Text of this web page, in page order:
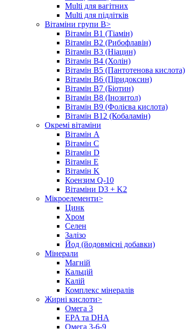
Multi для вагітних
Multi для підлітків
Вітаміни групи B>
Вітамін B1 (Тіамін)
Вітамін B2 (Рибофлавін)
Вітамін B3 (Ніацин)
Вітамін B4 (Холін)
Вітамін B5 (Пантотенова кислота)
Вітамін B6 (Піридоксин)
Вітамін B7 (Біотин)
Вітамін B8 (Інозитол)
Вітамін B9 (Фолієва кислота)
Вітамін B12 (Кобаламін)
Окремі вітаміни
Вітамін A
Вітамін C
Вітамін D
Вітамін E
Вітамін K
Коензим Q-10
Вітаміни D3 + K2
Мікроелементи>
Цинк
Хром
Селен
Залізо
Йод (йодовмісні добавки)
Мінерали
Магній
Кальцій
Калій
Комплекс мінералів
Жирні кислоти>
Омега 3
EPA та DHA
Омега 3-6-9